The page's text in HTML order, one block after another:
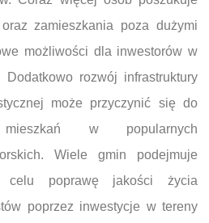
zamieszkania poza dużymi
możliwości dla inwestorów w
Dodatkowo rozwój infrastruktury
może przyczynić się do
w popularnych
Wiele gmin podejmuje
celu poprawę jakości życia
poprzez inwestycje w tereny